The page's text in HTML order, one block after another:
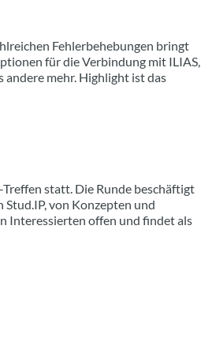
Fehlerbehebungen bringt
für die Verbindung mit ILIAS,
mehr. Highlight ist das
statt. Die Runde beschäftigt
von Konzepten und
Interessierten offen und findet als